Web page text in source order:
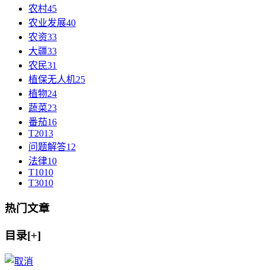
农村45
农业发展40
农资33
大疆33
农民31
植保无人机25
植物24
蔬菜23
番茄16
T2013
问题解答12
法律10
T1010
T3010
热门文章
目录[+]